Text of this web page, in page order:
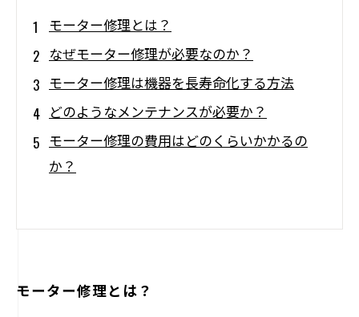
モーター修理とは？
なぜモーター修理が必要なのか？
モーター修理は機器を長寿命化する方法
どのようなメンテナンスが必要か？
モーター修理の費用はどのくらいかかるの
か？
モーター修理とは？